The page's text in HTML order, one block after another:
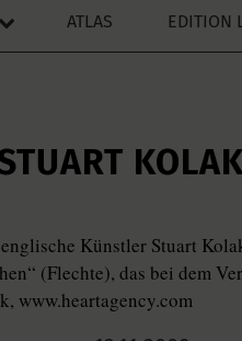
ATLAS EDITION
Künstler Stuart
(Flechte), das bei dem
www.heartagency.com